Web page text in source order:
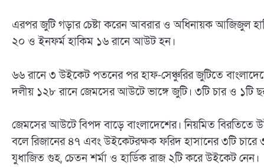
এরপর জুটি গড়ার চেষ্টা করেন আবরার ও অধিনায়ক আজিজুল
২০ ও ইনফর্ম হাকিম ১৬ রানে আউট হন।
৬৬ রানে ৩ উইকেট পতনের পর হাফ-সেঞ্চুরির জুটিতে
দলীয় ১২৮ রানে জেমসের আউটে ভাঙ্গে জুটি। ৩টি চার ও ১টি
জেমসের আউটে বিপদ বাড়ে বাংলাদেশের। নিয়মিত বিরতিতে
বলে রিজানের ৪৭ এবং উইকেটরক্ষক ফরিদ হাসানের ৩টি
যুধাজিত গুহ, চেতন শর্মা ও হার্ডিক রাজ ২টি করে উইকেট নেন।